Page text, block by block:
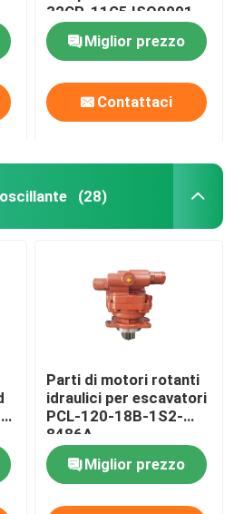
32CP-11G5 ISO9001
Miglior prezzo
Contattaci
(28)
Parti di motori rotanti
idraulici per escavatori
PCL-120-18B-1S2-
8486A
Miglior prezzo